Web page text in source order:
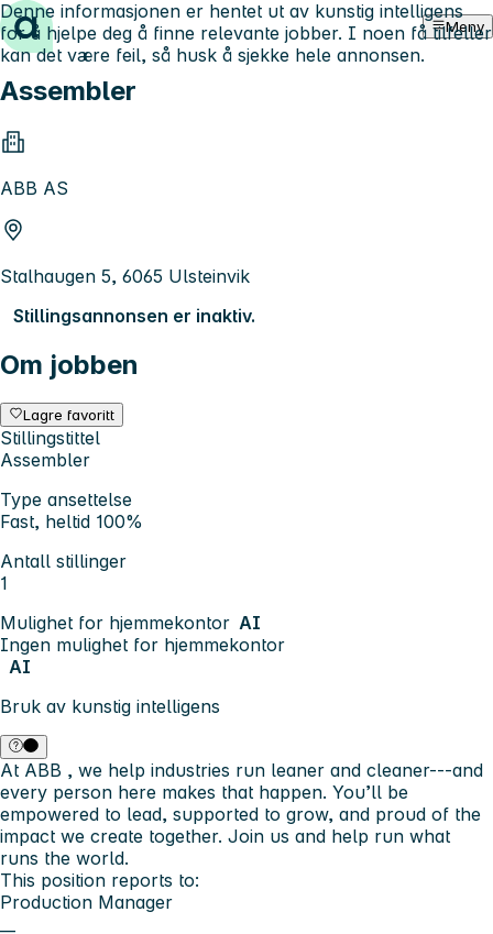
Hopp til innhold Meny
Assembler
ABB AS
Stalhaugen 5, 6065 Ulsteinvik
Stillingsannonsen er inaktiv.
Om jobben
Lagre favoritt
Stillingstittel
Assembler
Type ansettelse
Fast, heltid 100%
Antall stillinger
1
Mulighet for hjemmekontor AI
Ingen mulighet for hjemmekontor
AI
Bruk av kunstig intelligens
Denne informasjonen er hentet ut av kunstig intelligens
for å hjelpe deg å finne relevante jobber. I noen få tilfeller
kan det være feil, så husk å sjekke hele annonsen.
At ABB , we help industries run leaner and cleaner---and
every person here makes that happen. You’ll be
empowered to lead, supported to grow, and proud of the
impact we create together. Join us and help run what
runs the world.
This position reports to:
Production Manager